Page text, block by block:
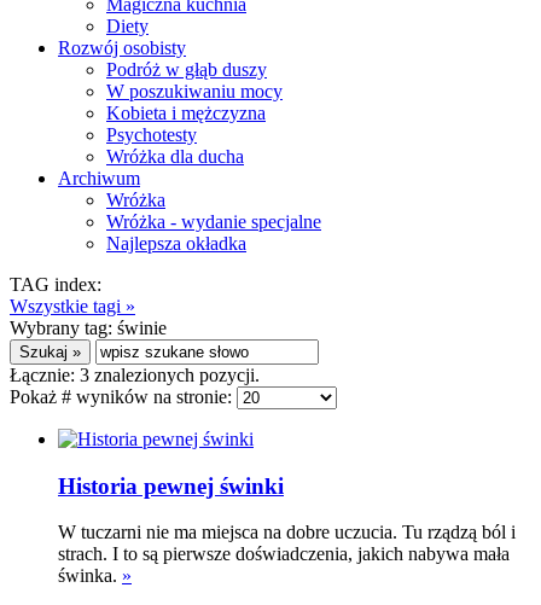
Magiczna kuchnia
Diety
Rozwój osobisty
Podróż w głąb duszy
W poszukiwaniu mocy
Kobieta i mężczyzna
Psychotesty
Wróżka dla ducha
Archiwum
Wróżka
Wróżka - wydanie specjalne
Najlepsza okładka
TAG index:
Wszystkie tagi »
Wybrany tag: świnie
Łącznie: 3 znalezionych pozycji.
Pokaż # wyników na stronie:
Historia pewnej świnki
W tuczarni nie ma miejsca na dobre uczucia. Tu rządzą ból i
strach. I to są pierwsze doświadczenia, jakich nabywa mała
świnka. »